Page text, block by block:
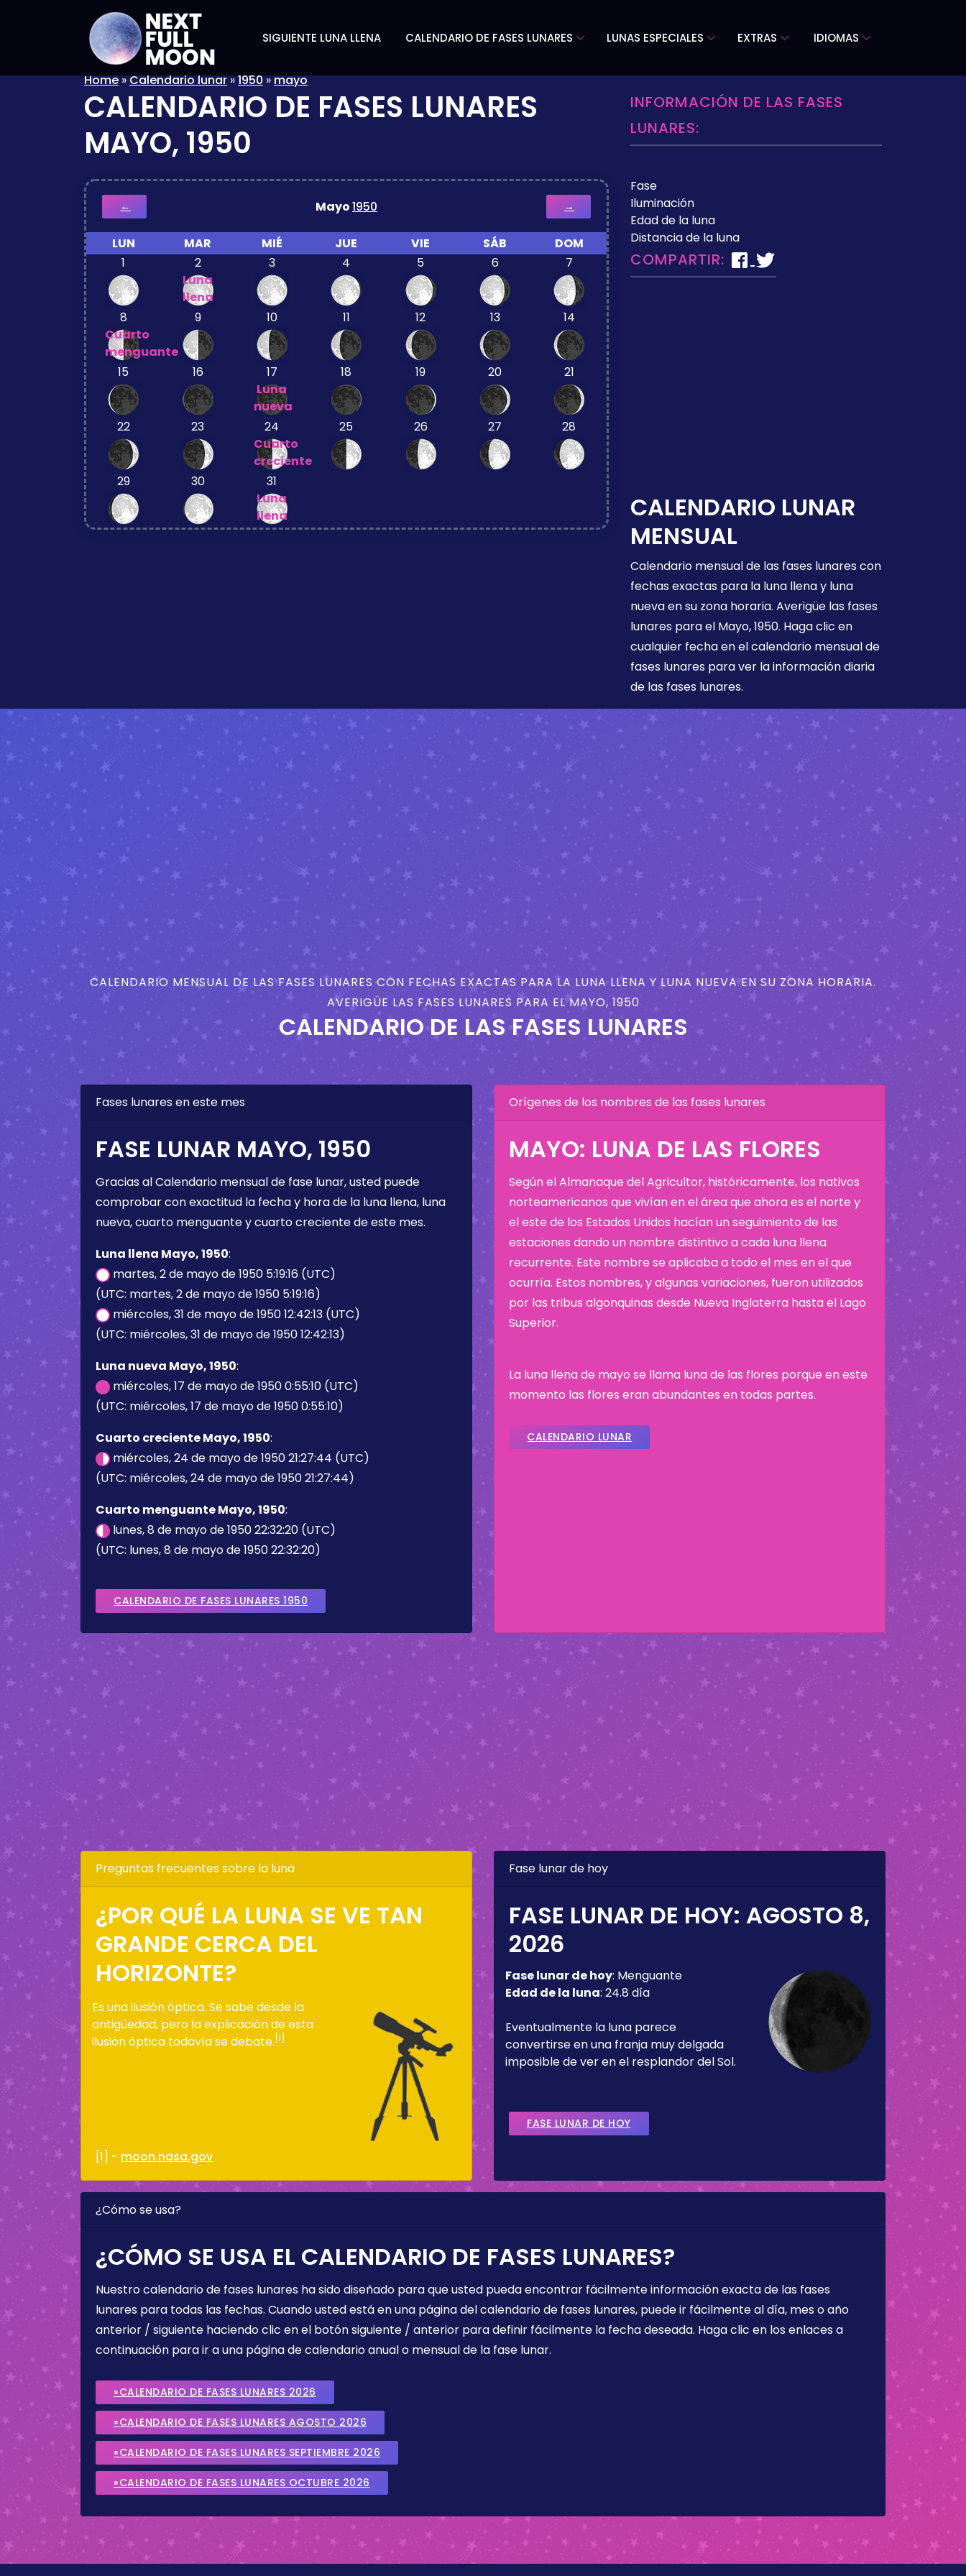
SIGUIENTE LUNA LLENA CALENDARIO DE FASES LUNARES LUNAS ESPECIALES EXTRAS IDIOMAS
Home»Calendario lunar»1950»mayo
CALENDARIO DE FASES LUNARES
MAYO, 1950
← Mayo1950 →
LUN MAR MIÉ JUE VIE SÁB
DOM
1
2
Luna
llena
3 4 5 6 7
8
Cuarto
menguante
9 10 11 12 13 14
15 16
17
Luna
nueva
18 19 20 21
22 23
24
Cuarto
creciente
25 26 27 28
29 30
31
Luna
llena
INFORMACIÓN DE LAS FASES
LUNARES:
Fase
Iluminación
Edad de la luna
Distancia de la luna
COMPARTIR:
CALENDARIO LUNAR
MENSUAL
Calendario mensual de las fases lunares con
fechas exactas para la luna llena y luna
nueva en su zona horaria. Averigüe las fases
lunares para el Mayo, 1950. Haga clic en
cualquier fecha en el calendario mensual de
fases lunares para ver la información diaria
de las fases lunares.
CALENDARIO MENSUAL DE LAS FASES LUNARES CON FECHAS EXACTAS PARA LA LUNA LLENA Y LUNA NUEVA EN SU ZONA HORARIA.
AVERIGÜE LAS FASES LUNARES PARA EL MAYO, 1950
CALENDARIO DE LAS FASES LUNARES
Fases lunares en este mes
FASE LUNAR MAYO, 1950
Gracias al Calendario mensual de fase lunar, usted puede
comprobar con exactitud la fecha y hora de la luna llena, luna
nueva, cuarto menguante y cuarto creciente de este mes.
Luna llena Mayo, 1950:
martes, 2 de mayo de 1950 5:19:16 (UTC)
(UTC: martes, 2 de mayo de 1950 5:19:16)
miércoles, 31 de mayo de 1950 12:42:13 (UTC)
(UTC: miércoles, 31 de mayo de 1950 12:42:13)
Luna nueva Mayo, 1950:
miércoles, 17 de mayo de 1950 0:55:10 (UTC)
(UTC: miércoles, 17 de mayo de 1950 0:55:10)
Cuarto creciente Mayo, 1950:
miércoles, 24 de mayo de 1950 21:27:44 (UTC)
(UTC: miércoles, 24 de mayo de 1950 21:27:44)
Cuarto menguante Mayo, 1950:
lunes, 8 de mayo de 1950 22:32:20 (UTC)
(UTC: lunes, 8 de mayo de 1950 22:32:20)
CALENDARIO DE FASES LUNARES 1950
Orígenes de los nombres de las fases lunares
MAYO: LUNA DE LAS FLORES
Según el Almanaque del Agricultor, históricamente, los nativos
norteamericanos que vivían en el área que ahora es el norte y
el este de los Estados Unidos hacían un seguimiento de las
estaciones dando un nombre distintivo a cada luna llena
recurrente. Este nombre se aplicaba a todo el mes en el que
ocurría. Estos nombres, y algunas variaciones, fueron utilizados
por las tribus algonquinas desde Nueva Inglaterra hasta el Lago
Superior.
La luna llena de mayo se llama luna de las flores porque en este
momento las flores eran abundantes en todas partes.
CALENDARIO LUNAR
Preguntas frecuentes sobre la luna
¿POR QUÉ LA LUNA SE VE TAN
GRANDE CERCA DEL
HORIZONTE?
Es una ilusión óptica. Se sabe desde la
antigüedad, pero la explicación de esta
ilusión óptica todavía se debate. [1]
[1] - moon.nasa.gov
Fase lunar de hoy
FASE LUNAR DE HOY: AGOSTO 8,
2026
Fase lunar de hoy: Menguante
Edad de la luna: 24.8 día
Eventualmente la luna parece
convertirse en una franja muy delgada
imposible de ver en el resplandor del Sol.
FASE LUNAR DE HOY
¿Cómo se usa?
¿CÓMO SE USA EL CALENDARIO DE FASES LUNARES?
Nuestro calendario de fases lunares ha sido diseñado para que usted pueda encontrar fácilmente información exacta de las fases
lunares para todas las fechas. Cuando usted está en una página del calendario de fases lunares, puede ir fácilmente al día, mes o año
anterior / siguiente haciendo clic en el botón siguiente / anterior para definir fácilmente la fecha deseada. Haga clic en los enlaces a
continuación para ir a una página de calendario anual o mensual de la fase lunar.
»CALENDARIO DE FASES LUNARES 2026
»CALENDARIO DE FASES LUNARES AGOSTO 2026
»CALENDARIO DE FASES LUNARES SEPTIEMBRE 2026
»CALENDARIO DE FASES LUNARES OCTUBRE 2026